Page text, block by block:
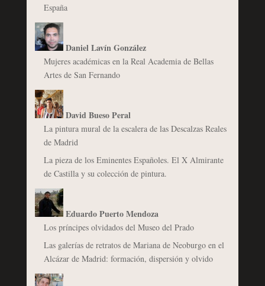
España
Daniel Lavín González
Mujeres académicas en la Real Academia de Bellas
Artes de San Fernando
David Bueso Peral
La pintura mural de la escalera de las Descalzas Reales
de Madrid
La pieza de los Eminentes Españoles. El X Almirante
de Castilla y su colección de pintura.
Eduardo Puerto Mendoza
Los príncipes olvidados del Museo del Prado
Las galerías de retratos de Mariana de Neoburgo en el
Alcázar de Madrid: formación, dispersión y olvido